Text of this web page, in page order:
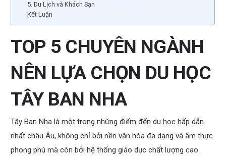
5. Du Lịch và Khách Sạn
Kết Luận
TOP 5 CHUYÊN NGÀNH
NÊN LỰA CHỌN DU HỌC
TÂY BAN NHA
Tây Ban Nha là một trong những điểm đến du học hấp dẫn
nhất châu Âu, không chỉ bởi nền văn hóa đa dạng và ẩm thực
phong phú mà còn bởi hệ thống giáo dục chất lượng cao.